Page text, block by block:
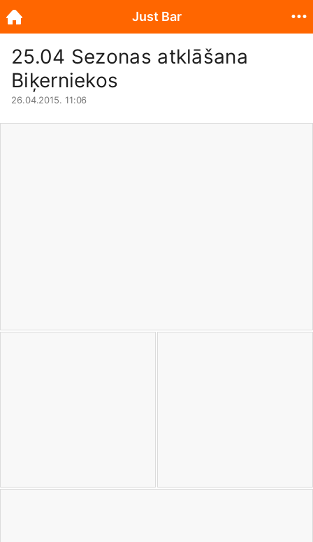
25.04 Sezonas atklāšana
Biķerniekos
26.04.2015. 11:06
Just Bar